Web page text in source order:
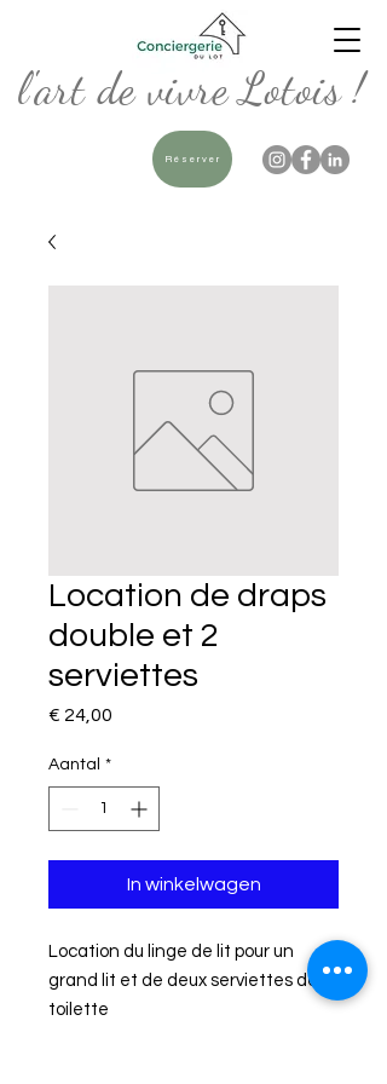
l'art de vivre Lotois !
Réserver
Location de draps
double et 2
serviettes
€ 24,00
Aantal *
In winkelwagen
Location du linge de lit pour un
grand lit et de deux serviettes de
toilette